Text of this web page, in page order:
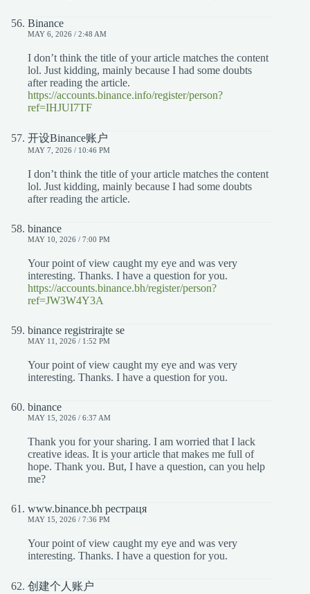
Binance
MAY 6, 2026 / 2:48 AM
I don’t think the title of your article matches the content
lol. Just kidding, mainly because I had some doubts
after reading the article.
https://accounts.binance.info/register/person?
ref=IHJUI7TF
开设Binance账户
MAY 7, 2026 / 10:46 PM
I don’t think the title of your article matches the content
lol. Just kidding, mainly because I had some doubts
after reading the article.
binance
MAY 10, 2026 / 7:00 PM
Your point of view caught my eye and was very
interesting. Thanks. I have a question for you.
https://accounts.binance.bh/register/person?
ref=JW3W4Y3A
binance registrirajte se
MAY 11, 2026 / 1:52 PM
Your point of view caught my eye and was very
interesting. Thanks. I have a question for you.
binance
MAY 15, 2026 / 6:37 AM
Thank you for your sharing. I am worried that I lack
creative ideas. It is your article that makes me full of
hope. Thank you. But, I have a question, can you help
me?
www.binance.bh рестраця
MAY 15, 2026 / 7:36 PM
Your point of view caught my eye and was very
interesting. Thanks. I have a question for you.
创建个人账户